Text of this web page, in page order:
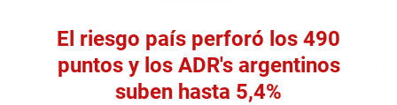
El riesgo país perforó los 490
puntos y los ADR's argentinos
suben hasta 5,4%